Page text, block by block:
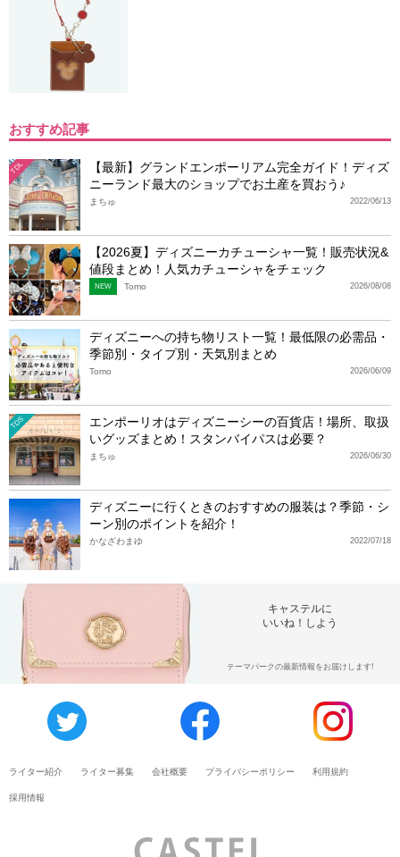
おすすめ記事
TDL
【最新】グランドエンポーリアム完全ガイド！ディズ
ニーランド最大のショップでお土産を買おう♪
2022/06/13
まちゅ
【2026夏】ディズニーカチューシャ一覧！販売状況&
値段まとめ！人気カチューシャをチェック
2026/08/08
NEW Tomo
ディズニーへの持ち物リスト一覧！最低限の必需品・
季節別・タイプ別・天気別まとめ
2026/06/09
Tomo
TDS
エンポーリオはディズニーシーの百貨店！場所、取扱
いグッズまとめ！スタンバイパスは必要？
2026/06/30
まちゅ
ディズニーに行くときのおすすめの服装は？季節・シ
ーン別のポイントを紹介！
2022/07/18
かなざわまゆ
キャステルに
いいね！しよう
テーマパークの最新情報をお届けします!
ライター紹介 ライター募集 会社概要 プライバシーポリシー 利用規約
採用情報